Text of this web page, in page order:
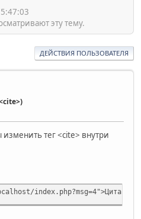
эту тему.
ДЕЙСТВИЯ ПОЛЬЗОВАТЕЛЯ
изменить тег <cite> внутри
index.php?msg=4">Цитата: